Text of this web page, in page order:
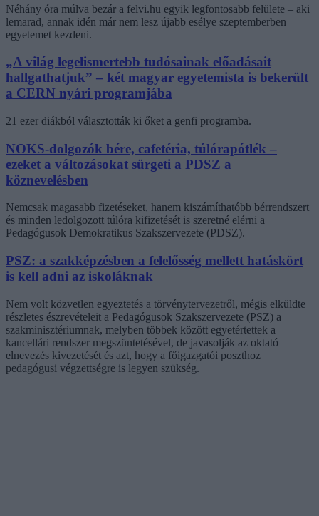
Néhány óra múlva bezár a felvi.hu egyik legfontosabb felülete – aki
lemarad, annak idén már nem lesz újabb esélye szeptemberben
egyetemet kezdeni.
„A világ legelismertebb tudósainak előadásait
hallgathatjuk” – két magyar egyetemista is bekerült
a CERN nyári programjába
21 ezer diákból választották ki őket a genfi programba.
NOKS-dolgozók bére, cafetéria, túlórapótlék –
ezeket a változásokat sürgeti a PDSZ a
köznevelésben
Nemcsak magasabb fizetéseket, hanem kiszámíthatóbb bérrendszert
és minden ledolgozott túlóra kifizetését is szeretné elérni a
Pedagógusok Demokratikus Szakszervezete (PDSZ).
PSZ: a szakképzésben a felelősség mellett hatáskört
is kell adni az iskoláknak
Nem volt közvetlen egyeztetés a törvénytervezetről, mégis elküldte
részletes észrevételeit a Pedagógusok Szakszervezete (PSZ) a
szakminisztériumnak, melyben többek között egyetértettek a
kancellári rendszer megszüntetésével, de javasolják az oktató
elnevezés kivezetését és azt, hogy a főigazgatói poszthoz
pedagógusi végzettségre is legyen szükség.